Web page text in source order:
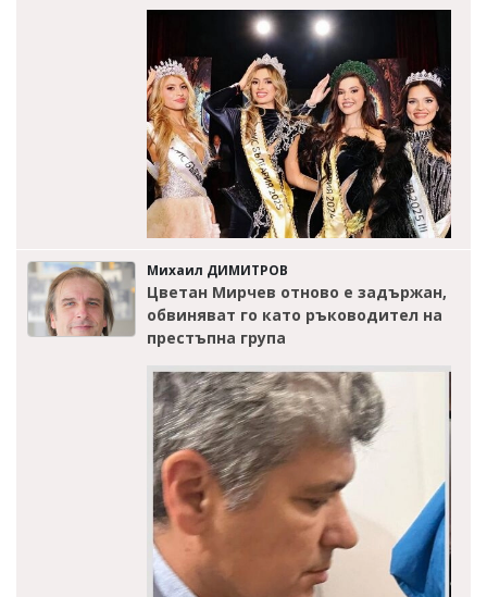
Михаил ДИМИТРОВ
Цветан Мирчев отново е задържан,
обвиняват го като ръководител на
престъпна група